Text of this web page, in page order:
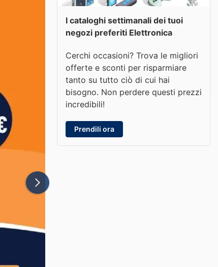
I cataloghi settimanali dei tuoi
negozi preferiti Elettronica
Cerchi occasioni? Trova le migliori
offerte e sconti per risparmiare
tanto su tutto ciò di cui hai
bisogno. Non perdere questi prezzi
incredibili!
Prendili ora